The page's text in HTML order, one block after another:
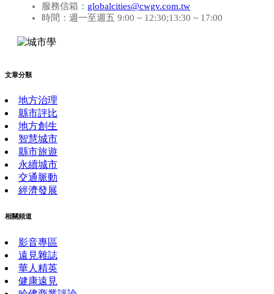
服務信箱： globalcities@cwgv.com.tw
時間：週一至週五 9:00 ~ 12:30;13:30 ~ 17:00
文章分類
地方治理
縣市評比
地方創生
智慧城市
縣市旅遊
永續城市
交通脈動
經濟發展
相關頻道
影音專區
遠見雜誌
華人精英
健康遠見